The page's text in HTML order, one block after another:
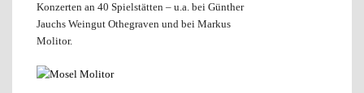
Konzerten an 40 Spielstätten – u.a. bei Günther
Jauchs Weingut Othegraven und bei Markus
Molitor.